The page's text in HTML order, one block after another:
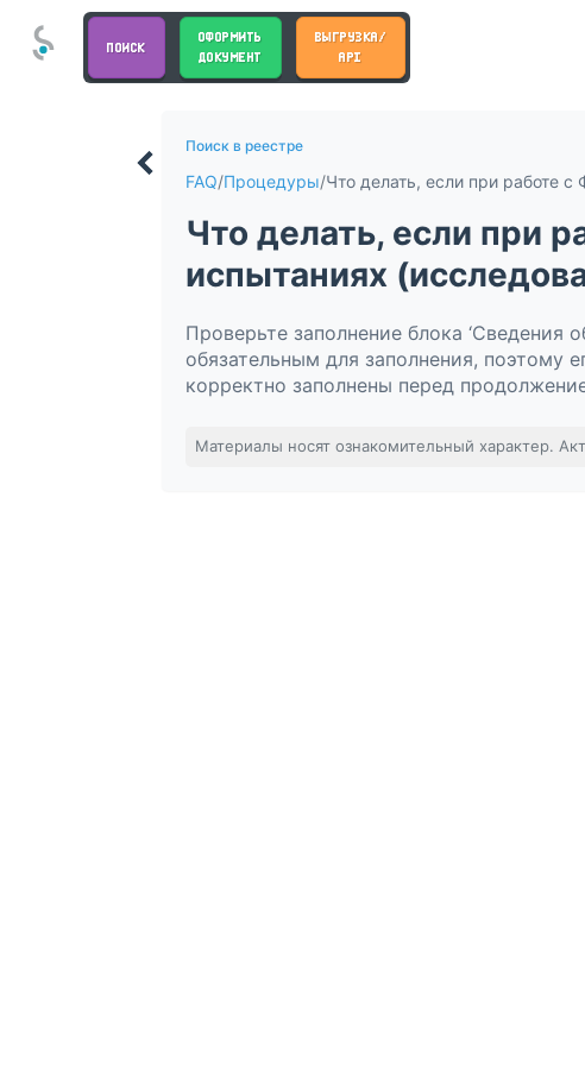
ПОИСК
ОФОРМИТЬ
ДОКУМЕНТ
ВЫГРУЗКА/
API
Поиск в реестре
FAQ/Процедуры/
Что делать, если при
испытаниях
Проверьте заполнение блока ‘Сведения
обязательным для заполнения, поэтому
корректно заполнены перед
Материалы носят ознакомительный характер.